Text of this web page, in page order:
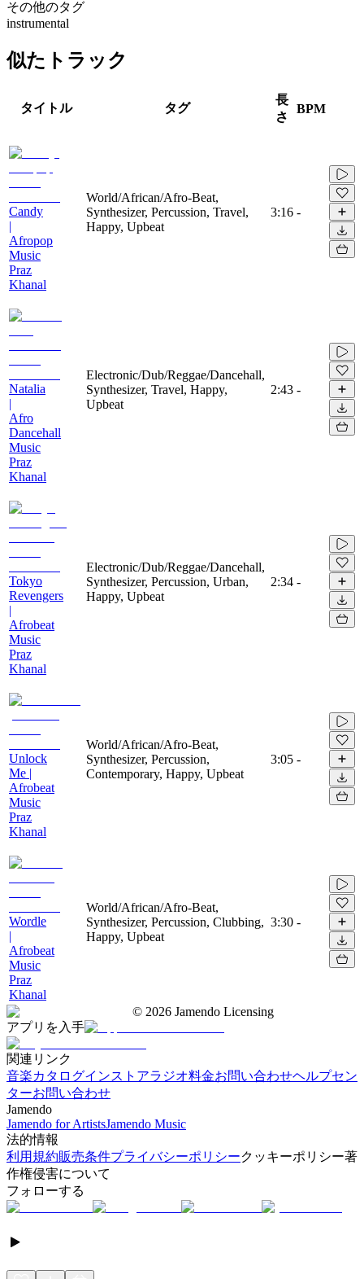
その他のタグ
instrumental
似たトラック
タイトル タグ
長
さ
BPM
Candy
|
Afropop
Music
Praz
Khanal
World/African/Afro-Beat,
Synthesizer, Percussion, Travel,
Happy, Upbeat
3:16 -
Natalia
|
Afro
Dancehall
Music
Praz
Khanal
Electronic/Dub/Reggae/Dancehall,
Synthesizer, Travel, Happy,
Upbeat
2:43 -
Tokyo
Revengers
|
Afrobeat
Music
Praz
Khanal
Electronic/Dub/Reggae/Dancehall,
Synthesizer, Percussion, Urban,
Happy, Upbeat
2:34 -
Unlock
Me |
Afrobeat
Music
Praz
Khanal
World/African/Afro-Beat,
Synthesizer, Percussion,
Contemporary, Happy, Upbeat
3:05 -
Wordle
|
Afrobeat
Music
Praz
Khanal
World/African/Afro-Beat,
Synthesizer, Percussion, Clubbing,
Happy, Upbeat
3:30 -
© 2026 Jamendo Licensing
アプリを入手
関連リンク
音楽カタログインストアラジオ料金お問い合わせヘルプセン
ターお問い合わせ
Jamendo
Jamendo for ArtistsJamendo Music
法的情報
利用規約販売条件プライバシーポリシークッキーポリシー著
作権侵害について
フォローする